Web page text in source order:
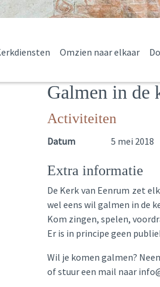
Omzien naar elkaar
Galmen in de
Activiteiten
Datum 5 mei 2018
Extra informatie
De Kerk van Eenrum zet
wel eens wil galmen in de
Kom zingen, spelen,
Er is in principe geen
Wil je komen galmen?
of stuur een mail naar